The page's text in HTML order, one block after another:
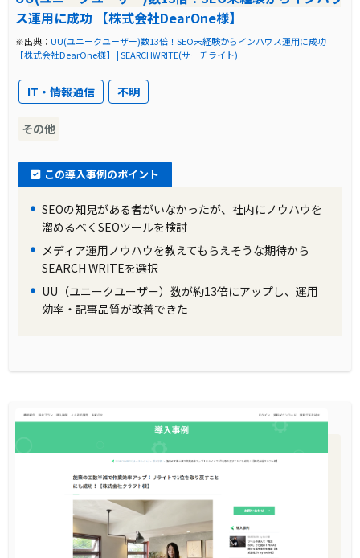
ス運用に成功 【株式会社DearOne様】
※出典：UU(ユニークユーザー)数13倍！SEO未経験からインハウス運用に成功
【株式会社DearOne様】 | SEARCHWRITE(サーチライト)
IT・情報通信 不明
その他
この導入事例のポイント
SEOの知見がある者がいなかったが、社内にノウハウを
溜めるべくSEOツールを検討
メディア運用ノウハウを教えてもらえそうな期待から
SEARCH WRITEを選択
UU（ユニークユーザー）数が約13倍にアップし、運用
効率・記事品質が改善できた